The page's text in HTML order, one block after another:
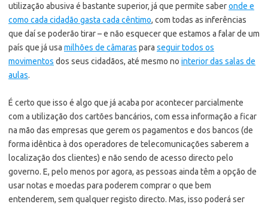
utilização abusiva é bastante superior, já que permite saberonde e
como cada cidadão gasta cada cêntimo, com todas as inferências
que daí se poderão tirar – e não esquecer que estamos a falar de um
país que já usa milhões de câmaras para seguir todos os
movimentos dos seus cidadãos, até mesmo no interior das salas de
aulas.
É certo que isso é algo que já acaba por acontecer parcialmente
com a utilização dos cartões bancários, com essa informação a ficar
na mão das empresas que gerem os pagamentos e dos bancos (de
forma idêntica à dos operadores de telecomunicações saberem a
localização dos clientes) e não sendo de acesso directo pelo
governo. E, pelo menos por agora, as pessoas ainda têm a opção de
usar notas e moedas para poderem comprar o que bem
entenderem, sem qualquer registo directo. Mas, isso poderá ser